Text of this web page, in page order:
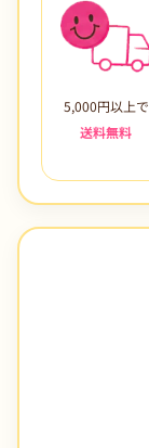
5,000円以上で
送料無料